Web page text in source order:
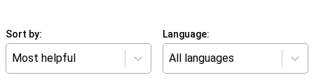
Sort by:
Most helpful
Language:
All languages